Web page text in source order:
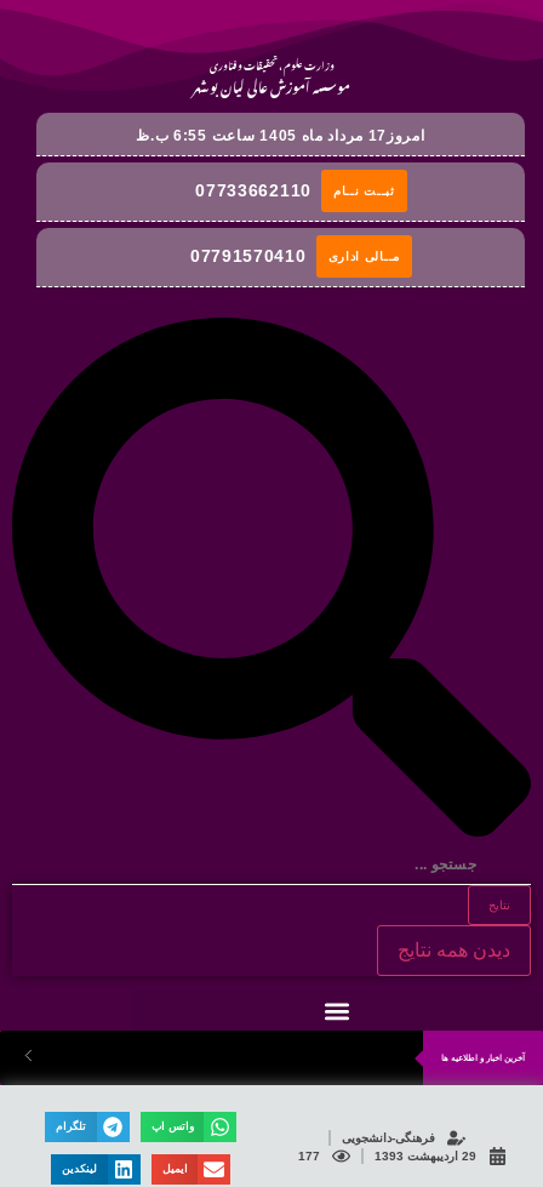
وزارت علوم ، تحقیقات و فناوری
موسسه آموزش عالی لیان بوشهر
امروز17 مرداد ماه 1405 ساعت 6:55 ب.ظ
07733662110 ثبــت نــام
07791570410 مــالی اداری
نتایج
دیدن همه نتایج
آخرین اخبار و اطلاعیه ها
فرهنگی-دانشجویی
29 اردیبهشت 1393
177
واتس اپ تلگرام
ایمیل لینکدین